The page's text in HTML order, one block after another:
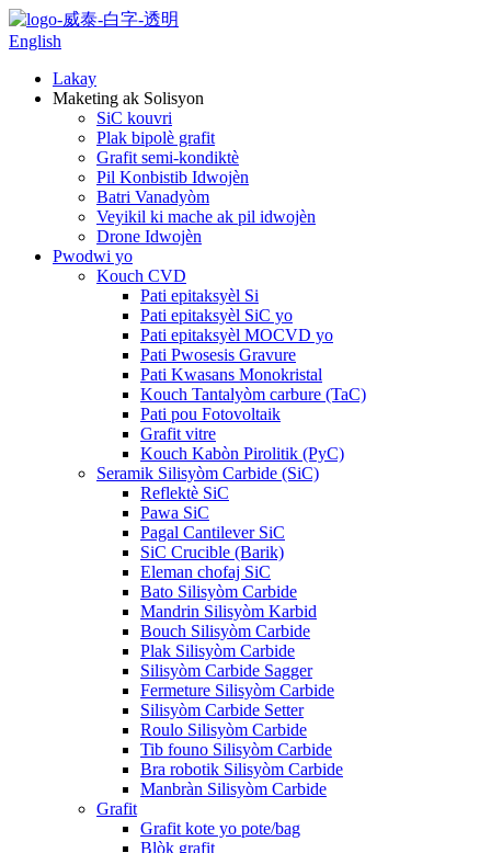
English
Lakay
Maketing ak Solisyon
SiC kouvri
Plak bipolè grafit
Grafit semi-kondiktè
Pil Konbistib Idwojèn
Batri Vanadyòm
Veyikil ki mache ak pil idwojèn
Drone Idwojèn
Pwodwi yo
Kouch CVD
Pati epitaksyèl Si
Pati epitaksyèl SiC yo
Pati epitaksyèl MOCVD yo
Pati Pwosesis Gravure
Pati Kwasans Monokristal
Kouch Tantalyòm carbure (TaC)
Pati pou Fotovoltaik
Grafit vitre
Kouch Kabòn Pirolitik (PyC)
Seramik Silisyòm Carbide (SiC)
Reflektè SiC
Pawa SiC
Pagal Cantilever SiC
SiC Crucible (Barik)
Eleman chofaj SiC
Bato Silisyòm Carbide
Mandrin Silisyòm Karbid
Bouch Silisyòm Carbide
Plak Silisyòm Carbide
Silisyòm Carbide Sagger
Fermeture Silisyòm Carbide
Silisyòm Carbide Setter
Roulo Silisyòm Carbide
Tib founo Silisyòm Carbide
Bra robotik Silisyòm Carbide
Manbràn Silisyòm Carbide
Grafit
Grafit kote yo pote/bag
Blòk grafit